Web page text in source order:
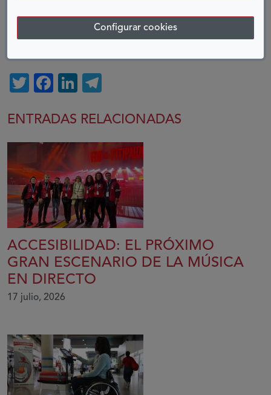
Configurar cookies
Transporte de ILUNION Accesibilidad, Estudios
TwitterFacebook
LinkedIn
ENTRADAS RELACIONADAS
ACCESIBILIDAD: EL PRÓXIMO
GRAN ESCENARIO DE LA MÚSICA
EN DIRECTO
17 julio, 2026